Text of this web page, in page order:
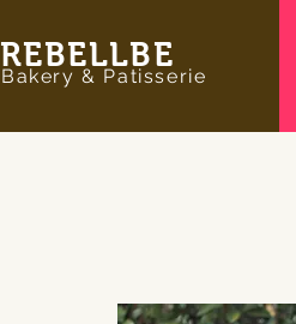
REBELLBE
Bakery & Patisserie